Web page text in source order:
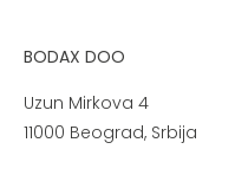
BODAX DOO
Uzun Mirkova 4
11000 Beograd, Srbija